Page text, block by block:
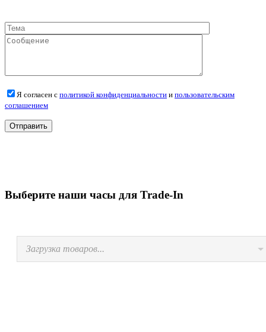
Я согласен с политикой конфиденциальности и пользовательским
соглашением
Выберите наши часы для Trade-In
Загрузка товаров...